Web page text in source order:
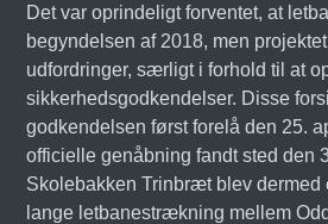
Det var oprindeligt forventet, at
begyndelsen af 2018, men
udfordringer, særligt i forhold til at
sikkerhedsgodkendelser. Disse
godkendelsen først forelå den 25.
officielle genåbning fandt sted den
Skolebakken Trinbræt blev dermed
lange letbanestrækning mellem